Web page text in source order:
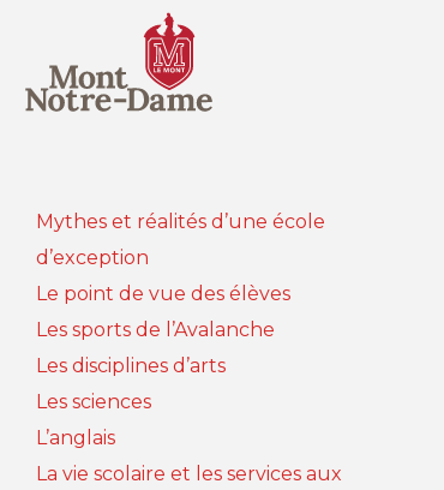
Mythes et réalités d’une école
d’exception
Le point de vue des élèves
Les sports de l’Avalanche
Les disciplines d’arts
Les sciences
L’anglais
La vie scolaire et les services aux